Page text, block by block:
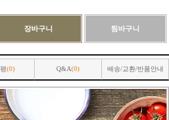
(0) Q&A(0) 배송/교환/반품안내